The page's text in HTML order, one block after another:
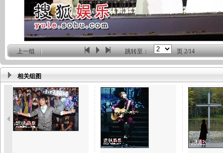
上一组 跳转至： 页2/14
相关组图